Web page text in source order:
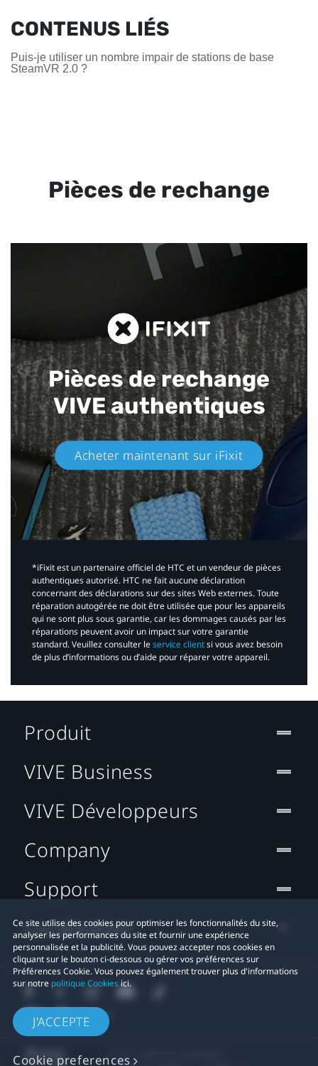
CONTENUS LIÉS
Puis-je utiliser un nombre impair de stations de base
SteamVR 2.0 ?
Pièces de rechange
Pièces de rechange
VIVE authentiques​
Acheter maintenant sur iFixit​
*iFixit est un partenaire officiel de HTC et un vendeur de pièces
authentiques autorisé. HTC ne fait aucune déclaration
concernant des déclarations sur des sites Web externes. Toute
réparation autogérée ne doit être utilisée que pour les appareils
qui ne sont plus sous garantie, car les dommages causés par les
réparations peuvent avoir un impact sur votre garantie
standard. Veuillez consulter leservice clientsi vous avez besoin
de plus d’informations ou d’aide pour réparer votre appareil.​
Ce site utilise des cookies pour optimiser les fonctionnalités du site,
analyser les performances du site et fournir une expérience
personnalisée et la publicité. Vous pouvez accepter nos cookies en
cliquant sur le bouton ci-dessous ou gérer vos préférences sur
Préférences Cookie. Vous pouvez également trouver plus d'informations
sur notre politique Cookiesici.
J'ACCEPTE
Cookie preferences
Produit
VIVE Business
VIVE Développeurs
Company
Support
Localisation